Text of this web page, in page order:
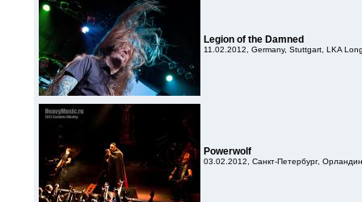
Legion of the Damned
11.02.2012, Germany, Stuttgart, LKA
Powerwolf
03.02.2012, Санкт-Петербург,